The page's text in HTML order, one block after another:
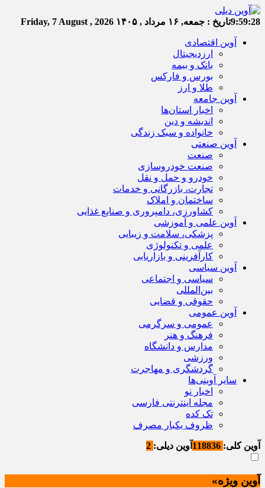
9:59:29تاریخ : جمعه, ۱۶ مرداد , ۱۴۰۵ Friday, 7 August , 2026
آوین اقتصادی
ارزدیجیتال
بانک و بیمه
بورس و فارکس
طلا و ارز
آوین جامعه
اخبار استان‌ها
اندیشه و دین
خانواده و سبک زندگی
آوین صنعتی
صنعت
صنعت خودروسازی
خودرو و حمل و نقل
تجارت، بازرگانی و خدمات
ساختمان و املاک
کشاورزی، دامپروری و صنایع غذایی
آوین علمی و آموزشی
پزشکی، سلامت و زیبایی
علمی و تکنولوژی
کارآفرینی و بازاریابی
آوین سیاسی
سیاسی و اجتماعی
بین‌المللی
حقوقی و قضایی
آوین عمومی
عمومی و سرگرمی
فرهنگ و هنر
مدارس و دانشگاه
ورزشی
گردشگری و مهاجرت
سایر آوینی‌ها
اخبار نو
مجله اینترنتی فارسی
تک کده
ظروف یکبار مصرف
آوین کلی: آوین دیلی:
آوین ویژه»